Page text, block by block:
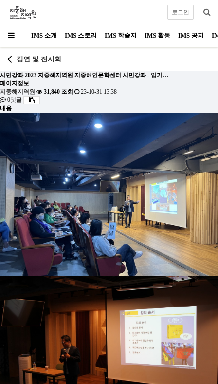
IMS 소개 IMS 스토리 IMS 학술지 IMS 활동 IMS 공지
로그인
강연 및 전시회
시민강좌 2023 지중해지역원 지중해인문학센터 시민강좌 - 임기…
페이지정보
지중해지역원
31,840 조회
23-10-31 13:38
0댓글
내용